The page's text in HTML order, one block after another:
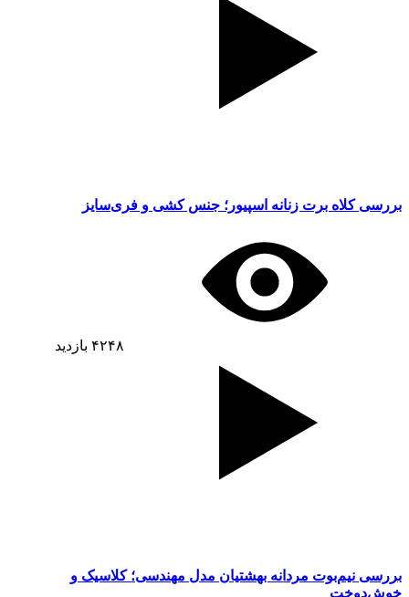
بررسی کلاه برت زنانه اسپیور؛ جنس کشی و فری‌سایز
۴۲۴۸ بازدید
بررسی نیم‌بوت مردانه بهشتیان مدل مهندسی؛ کلاسیک و
خوش‌دوخت